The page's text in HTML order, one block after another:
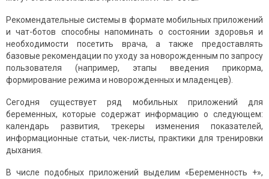
Рекомендательные системы в формате мобильных приложений
и чат-ботов способны напоминать о состоянии здоровья и
необходимости посетить врача, а также предоставлять
базовые рекомендации по уходу за новорожденным по запросу
пользователя (например, этапы введения прикорма,
формирование режима и новорожденных и младенцев).
Сегодня существует ряд мобильных приложений для
беременных, которые содержат информацию о следующем:
календарь развития, трекеры изменения показателей,
информационные статьи, чек-листы, практики для тренировки
дыхания.
В числе подобных приложений выделим «Беременность +»,